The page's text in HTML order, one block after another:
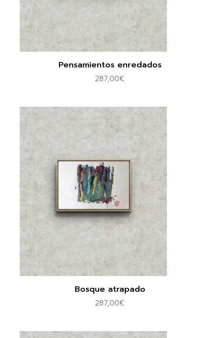
Pensamientos enredados
287,00€
Bosque atrapado
287,00€